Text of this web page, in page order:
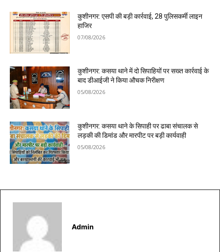
कुशीनगर: एसपी की बड़ी कार्रवाई, 28 पुलिसकर्मी लाइन
हाजिर
07/08/2026
कुशीनगर: कसया थाने में दो सिपाहियों पर सख्त कार्रवाई के
बाद डीआईजी ने किया औचक निरीक्षण
05/08/2026
कुशीनगर: कसया थाने के सिपाही पर ढाबा संचालक से
लड़की की डिमांड और मारपीट पर बड़ी कार्यवाही
05/08/2026
Admin